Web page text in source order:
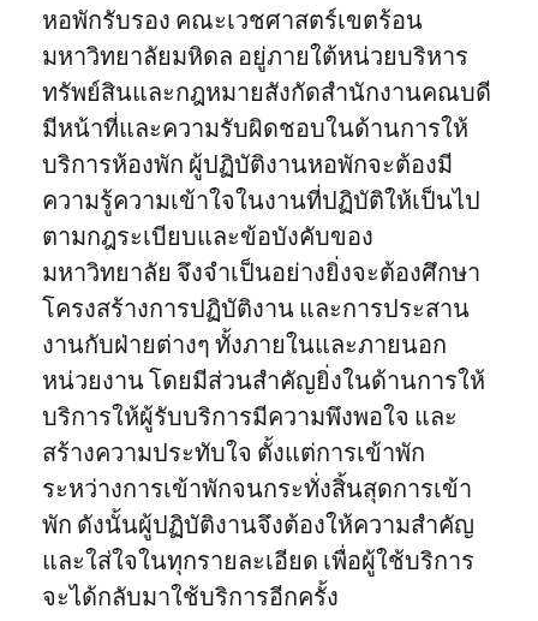
หอพักรับรอง คณะเวชศาสตร์เขตร้อน
มหาวิทยาลัยมหิดล อยู่ภายใต้หน่วยบริหาร
ทรัพย์สินและกฎหมายสังกัดสํานักงานคณบดี
มีหน้าที่และความรับผิดชอบในด้านการให้
บริการห้องพัก ผู้ปฏิบัติงานหอพักจะต้องมี
ความรู้ความเข้าใจในงานที่ปฏิบัติให้เป็นไป
ตามกฎระเบียบและข้อบังคับของ
มหาวิทยาลัย จึงจําเป็นอย่างยิ่งจะต้องศึกษา
โครงสร้างการปฏิบัติงาน และการประสาน
งานกับฝ่ายต่างๆ ทั้งภายในและภายนอก
หน่วยงาน โดยมีส่วนสําคัญยิ่งในด้านการให้
บริการให้ผู้รับบริการมีความพึงพอใจ และ
สร้างความประทับใจ ตั้งแต่การเข้าพัก
ระหว่างการเข้าพักจนกระทั่งสิ้นสุดการเข้า
พัก ดังนั้นผู้ปฏิบัติงานจึงต้องให้ความสําคัญ
และใส่ใจในทุกรายละเอียด เพื่อผู้ใช้บริการ
จะได้กลับมาใช้บริการอีกครั้ง